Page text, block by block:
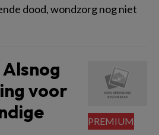
dood, wondzorg nog niet
voor